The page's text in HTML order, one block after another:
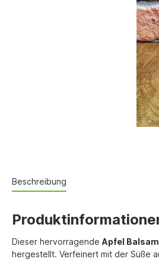
Beschreibung
Dieser hervorragende Apfel Balsam
hergestellt. Verfeinert mit der Süße